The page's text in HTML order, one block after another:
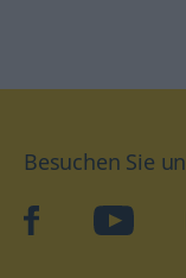
Besuchen Sie
facebookYouTube